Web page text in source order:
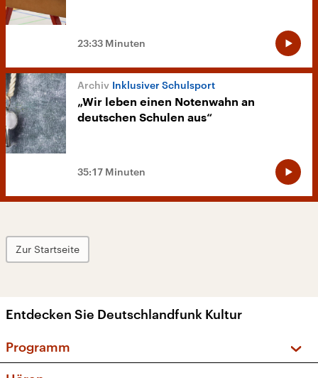
23:33 Minuten
Inklusiver Schulsport
„Wir leben einen Notenwahn an
deutschen Schulen aus“
35:17 Minuten
Zur Startseite
Entdecken Sie Deutschlandfunk Kultur
Programm